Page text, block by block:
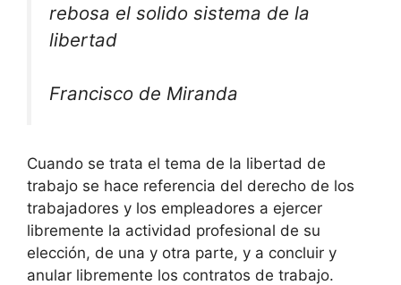
rebosa el solido sistema de la
libertad
Francisco de Miranda
Cuando se trata el tema de la libertad de
trabajo se hace referencia del derecho de los
trabajadores y los empleadores a ejercer
libremente la actividad profesional de su
elección, de una y otra parte, y a concluir y
anular libremente los contratos de trabajo.